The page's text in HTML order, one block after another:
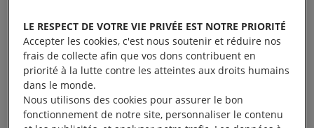
LE RESPECT DE VOTRE VIE PRIVÉE EST NOTRE PRIORITÉ
Accepter les cookies, c'est nous soutenir et réduire nos
frais de collecte afin que vos dons contribuent en
priorité à la lutte contre les atteintes aux droits humains
dans le monde.
Nous utilisons des cookies pour assurer le bon
fonctionnement de notre site, personnaliser le contenu